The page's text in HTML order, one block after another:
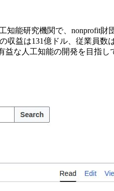
能研究機関で、nonprofit財
益は131億ドル、従業員数
な人工知能の開発を目指し